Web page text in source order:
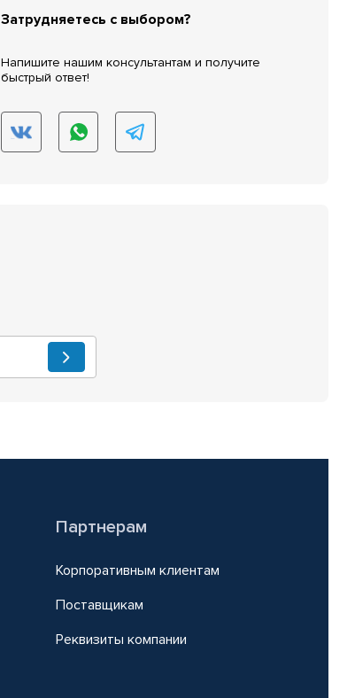
Затрудняетесь с выбором?
Напишите нашим консультантам и получите
быстрый ответ!
Партнерам
Корпоративным клиентам
Поставщикам
Реквизиты компании